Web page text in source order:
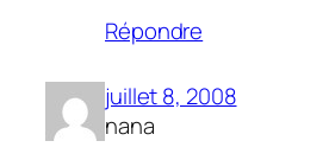
Répondre
juillet 8, 2008
nana